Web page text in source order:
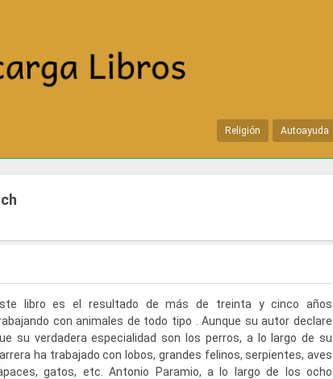
Religión Autoayuda
libro es el resultado de más de treinta y cinco años
con animales de todo tipo . Aunque su autor declare
su verdadera especialidad son los perros, a lo largo de su
ha trabajado con lobos, grandes felinos, serpientes, aves
gatos, etc. Antonio Paramio, a lo largo de los ocho